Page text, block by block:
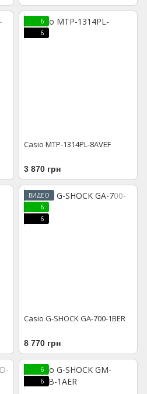
6
6
Casio MTP-1314PL-8AVEF
3 870 грн
ВИДЕО
6
6
Casio G-SHOCK GA-700-1BER
8 770 грн
6
6